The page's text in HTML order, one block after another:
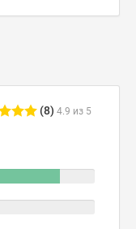
(8) 4.9 из 5